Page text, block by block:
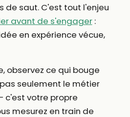
de saut. C'est tout l'enjeu
avant de s'engager:
en expérience vécue,
observez ce qui bouge
seulement le métier
c'est votre propre
mesurez en train de